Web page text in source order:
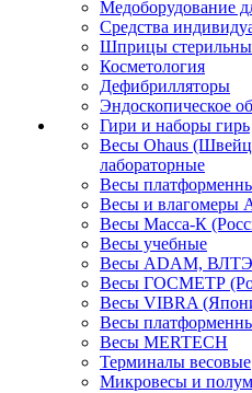
Медоборудование
Средства
Шприцы
Косметология
Дефибрилляторы
Эндоскопическое
Гири и наборы гирь
Весы Ohaus
лабораторные
Весы
Весы и влагомеры
Весы Масса-К
Весы учебные
Весы ADAM,
Весы ГОСМЕТР
Весы VIBRA
Весы
Весы MERTECH
Терминалы весовые
Микровесы и